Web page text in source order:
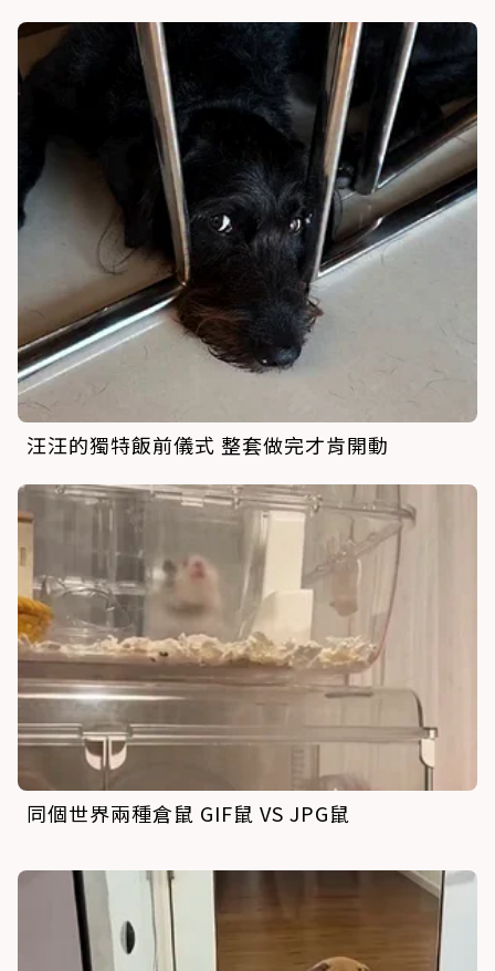
汪汪的獨特飯前儀式 整套做完才肯開動
同個世界兩種倉鼠 GIF鼠 VS JPG鼠